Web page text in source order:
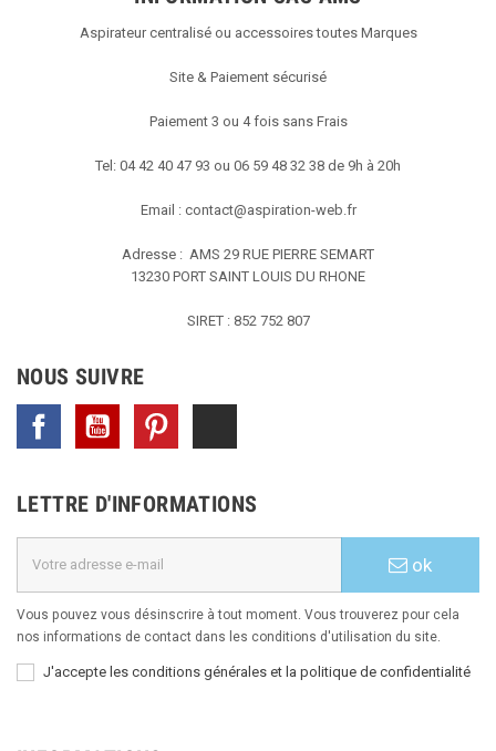
Aspirateur centralisé ou accessoires toutes Marques
Site & Paiement sécurisé
Paiement 3 ou 4 fois sans Frais
Tel: 04 42 40 47 93 ou 06 59 48 32 38 de 9h à 20h
Email : contact@aspiration-web.fr
Adresse : AMS 29 RUE PIERRE SEMART
13230 PORT SAINT LOUIS DU RHONE
SIRET : 852 752 807
NOUS SUIVRE
Facebook YouTube
LETTRE D'INFORMATIONS
ok
Vous pouvez vous désinscrire à tout moment. Vous trouverez pour cela
nos informations de contact dans les conditions d'utilisation du site.
J'accepte les conditions générales et la politique de confidentialité